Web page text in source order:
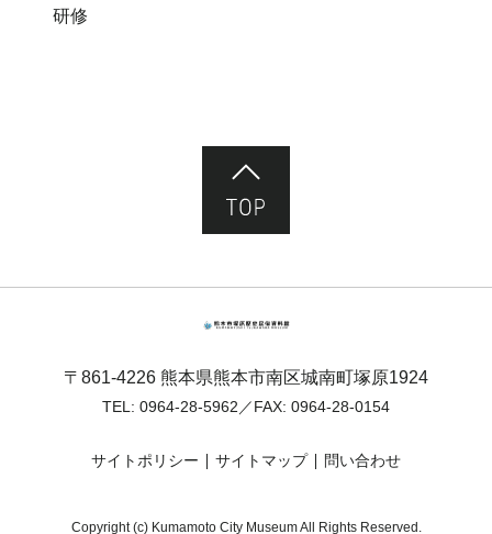
研修
〒861-4226 熊本県熊本市南区城南町塚原1924
TEL: 0964-28-5962 ／FAX: 0964-28-0154
サイトポリシー サイトマップ 問い合わせ
Copyright (c) Kumamoto City Museum All Rights Reserved.